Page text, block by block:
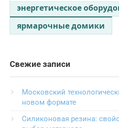
энергетическое
ярмарочные домики
Свежие записи
Московский
новом формате
Силиконовая резина: